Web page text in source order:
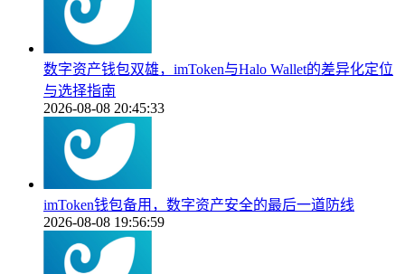
数字资产钱包双雄，imToken与Halo Wallet的差异化定位
与选择指南
2026-08-08 20:45:33
imToken钱包备用，数字资产安全的最后一道防线
2026-08-08 19:56:59